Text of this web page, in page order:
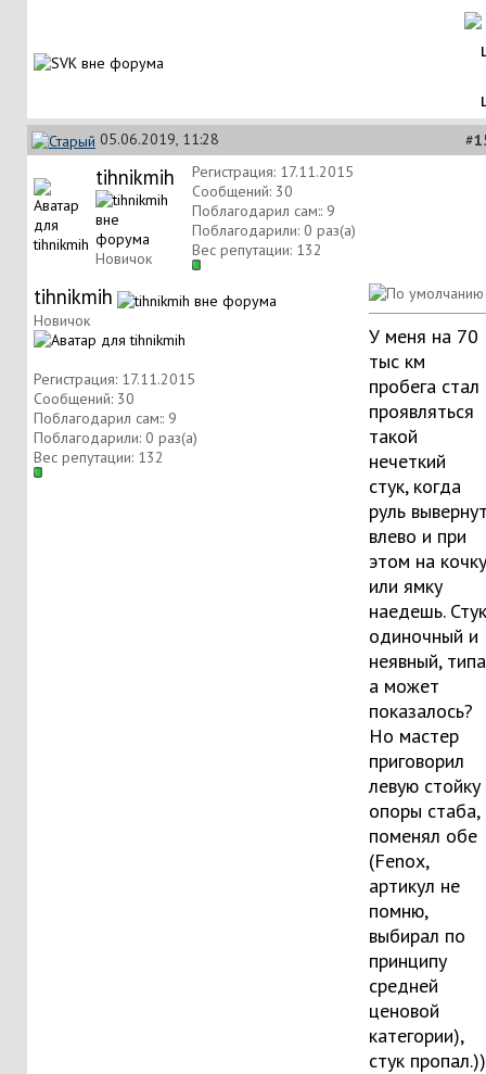
05.06.2019, 11:28 #
tihnikmih
Новичок
Регистрация: 17.11.2015
Сообщений: 30
Поблагодарил сам:: 9
Поблагодарили: 0 раз(а)
Вес репутации: 132
tihnikmih
Новичок
Регистрация: 17.11.2015
Сообщений: 30
Поблагодарил сам:: 9
Поблагодарили: 0 раз(а)
Вес репутации: 132
У меня на 70
тыс км
пробега стал
проявляться
такой
нечеткий
стук, когда
руль
влево и при
этом на кочку
или ямку
наедешь. Стук
одиночный и
неявный,
а может
показалось?
Но мастер
приговорил
левую стойку
опоры стаба,
поменял обе
(Fenox,
артикул не
помню,
выбирал по
принципу
средней
ценовой
категории),
стук пропал.))